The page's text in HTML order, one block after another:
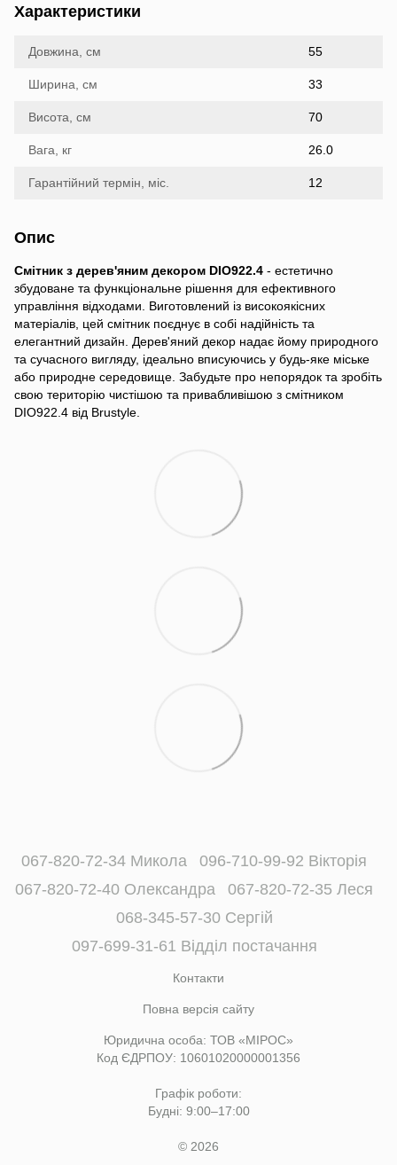
Характеристики
Довжина, см 55
Ширина, см 33
Висота, см 70
Вага, кг 26.0
Гарантійний термін, міс. 12
Опис
Смітник з дерев'яним декором DIO922.4 - естетично
збудоване та функціональне рішення для ефективного
управління відходами. Виготовлений із високоякісних
матеріалів, цей смітник поєднує в собі надійність та
елегантний дизайн. Дерев'яний декор надає йому природного
та сучасного вигляду, ідеально вписуючись у будь-яке міське
або природне середовище. Забудьте про непорядок та зробіть
свою територію чистішою та привабливішою з смітником
DIO922.4 від Brustyle.
067-820-72-34 Микола
096-710-99-92 Вікторія
067-820-72-40 Олександра
067-820-72-35 Леся
068-345-57-30 Сергій
097-699-31-61 Відділ постачання
Контакти
Повна версія сайту
Юридична особа: ТОВ «МІРОС»
Код ЄДРПОУ: 10601020000001356
Графік роботи:
Будні: 9:00–17:00
© 2026